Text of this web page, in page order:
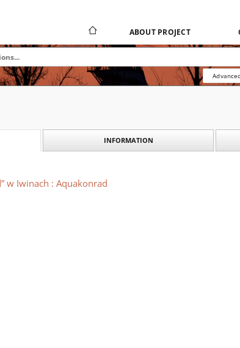
ABOUT PROJECT
INFORMATION
w Iwinach : Aquakonrad